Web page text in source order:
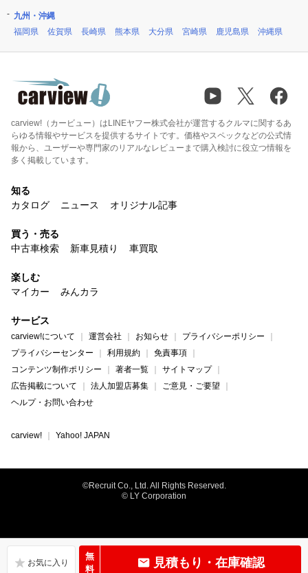
無
料
見積もり・在庫確認
九州・沖縄
福岡県
佐賀県 長崎県 熊本県 大分県 宮崎県 鹿児島県 沖縄県
carview!（カービュー）はLINEヤフー株式会社が運営するクルマに関するあ
らゆる情報やサービスを提供するサイトです。価格やスペックなどの公式情
報から、ユーザーや専門家のリアルなレビューまで購入検討に役立つ情報を
多く掲載しています。
知る
カタログ
ニュース オリジナル記事
買う・売る
中古車検索
新車見積り 車買取
楽しむ
マイカー
みんカラ
サービス
carview!について 運営会社 お知らせ
プライバシーポリシー
プライバシーセンター
利用規約
免責事項
コンテンツ制作ポリシー
著者一覧
サイトマップ
広告掲載について
法人加盟店募集
ご意見・ご要望
ヘルプ・お問い合わせ
carview! Yahoo! JAPAN
©Recruit Co., Ltd. All Rights Reserved.
© LY Corporation